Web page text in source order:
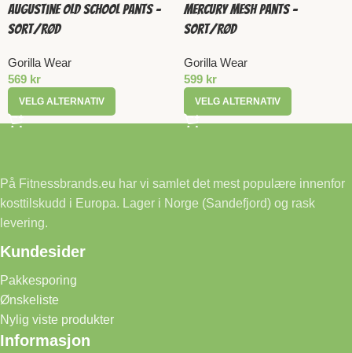
Augustine Old School Pants –
Sort/Rød
Gorilla Wear
569 kr
VELG ALTERNATIV
Mercury Mesh Pants –
Sort/Rød
Gorilla Wear
599 kr
VELG ALTERNATIV
På Fitnessbrands.eu har vi samlet det mest populære innenfor
kosttilskudd i Europa. Lager i Norge (Sandefjord) og rask
levering.
Kundesider
Pakkesporing
Ønskeliste
Nylig viste produkter
Informasjon